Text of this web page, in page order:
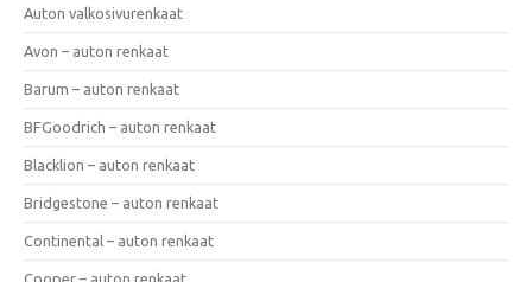
Auton valkosivurenkaat
Avon – auton renkaat
Barum – auton renkaat
BFGoodrich – auton renkaat
Blacklion – auton renkaat
Bridgestone – auton renkaat
Continental – auton renkaat
Cooper – auton renkaat